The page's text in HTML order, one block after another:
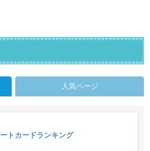
人気ページ
トカードランキング